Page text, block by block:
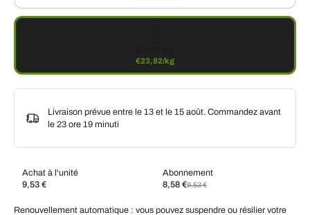
€23,82/kg
Livraison prévue entre le 13 et le 15 août. Commandez avant
le 23 ore 19 minuti
Achat à l'unité
9,53 €
Abonnement
8,58 €9,53 €
Abonnez-vous et économisez
Renouvellement automatique : vous pouvez suspendre ou résilier votre